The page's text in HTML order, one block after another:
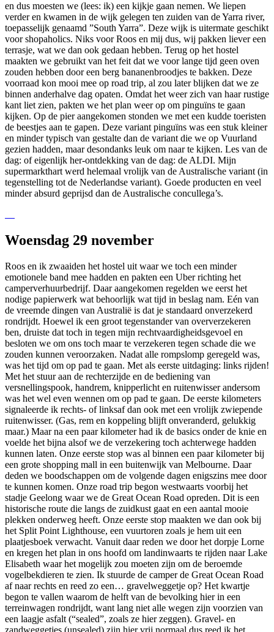
en dus moesten we (lees: ik) een kijkje gaan nemen. We liepen
verder en kwamen in de wijk gelegen ten zuiden van de Yarra river,
toepasselijk genaamd ”South Yarra”. Deze wijk is uitermate geschikt
voor shopaholics. Niks voor Roos en mij dus, wij pakken liever een
terrasje, wat we dan ook gedaan hebben. Terug op het hostel
maakten we gebruikt van het feit dat we voor lange tijd geen oven
zouden hebben door een berg bananenbroodjes te bakken. Deze
voorraad kon mooi mee op road trip, al zou later blijken dat we ze
binnen anderhalve dag opaten. Omdat het weer zich van haar rustige
kant liet zien, pakten we het plan weer op om pinguïns te gaan
kijken. Op de pier aangekomen stonden we met een kudde toeristen
de beestjes aan te gapen. Deze variant pinguïns was een stuk kleiner
en minder typisch van gestalte dan de variant die we op Vuurland
gezien hadden, maar desondanks leuk om naar te kijken. Les van de
dag: of eigenlijk her-ontdekking van de dag: de ALDI. Mijn
supermarkthart werd helemaal vrolijk van de Australische variant (in
tegenstelling tot de Nederlandse variant). Goede producten en veel
minder absurd geprijsd dan de Australische concullega’s.
Woensdag 29 november
Roos en ik zwaaiden het hostel uit waar we toch een minder
emotionele band mee hadden en pakten een Uber richting het
camperverhuurbedrijf. Daar aangekomen regelden we eerst het
nodige papierwerk wat behoorlijk wat tijd in beslag nam. Eén van
de vreemde dingen van Australië is dat je standaard onverzekerd
rondrijdt. Hoewel ik een groot tegenstander van oververzekeren
ben, druiste dat toch in tegen mijn rechtvaardigheidsgevoel en
besloten we om ons toch maar te verzekeren tegen schade die we
zouden kunnen veroorzaken. Nadat alle rompslomp geregeld was,
was het tijd om op pad te gaan. Met als eerste uitdaging: links rijden!
Met het stuur aan de rechterzijde en de bediening van
versnellingspook, handrem, knipperlicht en ruitenwisser andersom
was het wel even wennen om op pad te gaan. De eerste kilometers
signaleerde ik rechts- of linksaf dan ook met een vrolijk zwiepende
ruitenwisser. (Gas, rem en koppeling blijft onveranderd, gelukkig
maar.) Maar na een paar kilometer had ik de basics onder de knie en
voelde het bijna alsof we de verzekering toch achterwege hadden
kunnen laten. Onze eerste stop was al binnen een paar kilometer bij
een grote shopping mall in een buitenwijk van Melbourne. Daar
deden we boodschappen om de volgende dagen enigszins mee door
te kunnen komen. Onze road trip begon westwaarts voorbij het
stadje Geelong waar we de Great Ocean Road opreden. Dit is een
historische route die langs de zuidkust gaat en een aantal mooie
plekken onderweg heeft. Onze eerste stop maakten we dan ook bij
het Split Point Lighthouse, een vuurtoren zoals je hem uit een
plaatjesboek verwacht. Vanuit daar reden we door het dorpje Lorne
en kregen het plan in ons hoofd om landinwaarts te rijden naar Lake
Elisabeth waar het mogelijk zou moeten zijn om de beroemde
vogelbekdieren te zien. Ik stuurde de camper de Great Ocean Road
af naar rechts en reed zo een… gravelweggetje op? Het kwartje
begon te vallen waarom de helft van de bevolking hier in een
terreinwagen rondrijdt, want lang niet alle wegen zijn voorzien van
een laagje asfalt (“sealed”, zoals ze hier zeggen). Gravel- en
zandweggetjes (unsealed) zijn hier vrij normaal dus reed ik het